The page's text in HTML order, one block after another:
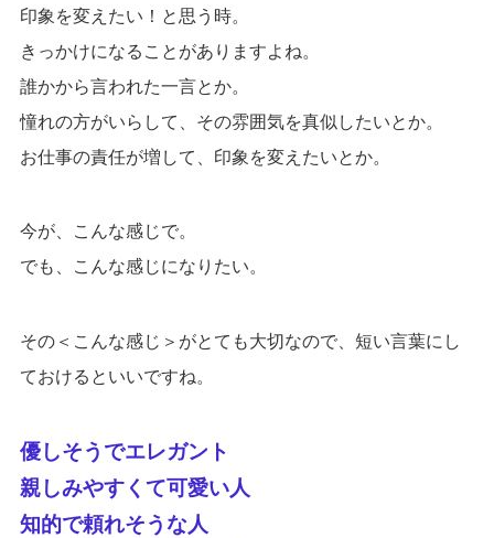
印象を変えたい！と思う時。
きっかけになることがありますよね。
誰かから言われた一言とか。
憧れの方がいらして、その雰囲気を真似したいとか。
お仕事の責任が増して、印象を変えたいとか。
今が、こんな感じで。
でも、こんな感じになりたい。
その＜こんな感じ＞がとても大切なので、短い言葉にし
ておけるといいですね。
優しそうでエレガント
親しみやすくて可愛い人
知的で頼れそうな人